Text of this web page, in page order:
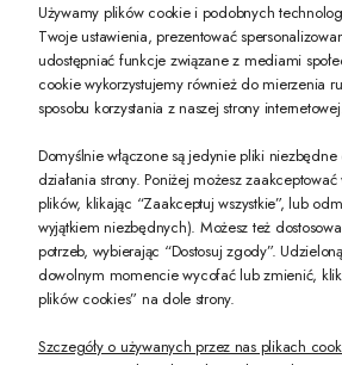
PREZENT DLA CIEBIE!
-10% na pierwsze zakupy na zeccoro.pl Gdy
Twoje dane będą przetwarzane zgodnie z naszą
POKAŻ PEŁNĄ WERSJĘ
Używamy plików cookie i podobnych
Twoje ustawienia, prezentować
udostępniać funkcje związane z mediami
cookie wykorzystujemy również do mierzenia
sposobu korzystania z naszej strony
Domyślnie włączone są jedynie pliki
działania strony. Poniżej możesz
plików, klikając “Zaakceptuj wszystkie”, lub
wyjątkiem niezbędnych). Możesz też
potrzeb, wybierając “Dostosuj zgody”.
dowolnym momencie wycofać lub zmienić,
plików cookies” na dole strony.
Szczegóły o używanych przez nas plikach